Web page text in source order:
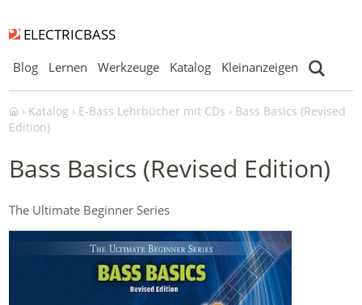
ELECTRICBASS
Blog Lernen Werkzeuge Katalog Kleinanzeigen
Katalog E-Bass Lehrbücher mit CDs
Bass Basics (Revised
Edition)
Bass Basics (Revised Edition)
The Ultimate Beginner Series